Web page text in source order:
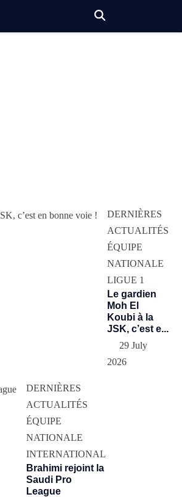
DERNIÈRES
ACTUALITÉS
ÉQUIPE
NATIONALE
LIGUE 1
Le gardien
Moh El
Koubi à la
JSK, c’est e...
29 July
2026
DERNIÈRES
ACTUALITÉS
ÉQUIPE
NATIONALE
INTERNATIONAL
Brahimi rejoint la
Saudi Pro
League